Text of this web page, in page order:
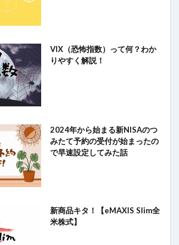
VIX（恐怖指数）って何？わか
りやすく解説！
2024年から始まる新NISAのつ
みたて予約の受付が始まったの
で早速設定してみた話
新商品キタ！【eMAXIS Slim全
米株式】